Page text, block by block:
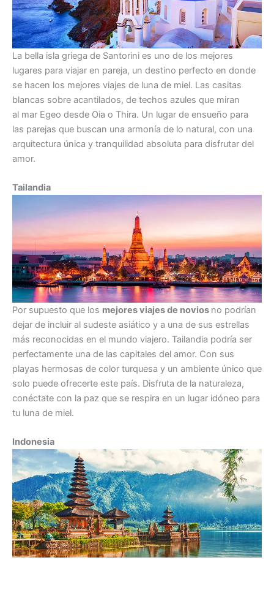
La bella isla griega de Santorini es uno de los mejores
lugares para viajar en pareja, un destino perfecto en donde
se hacen los mejores viajes de luna de miel. Las casitas
blancas sobre acantilados, de techos azules que miran
al mar Egeo desde Oia o Thira. Un lugar de ensueño para
las parejas que buscan una armonía de lo natural, con una
arquitectura única y tranquilidad absoluta para disfrutar del
amor.
Tailandia
Por supuesto que los mejores viajes de novios no podrían
dejar de incluir al sudeste asiático y a una de sus estrellas
más reconocidas en el mundo viajero. Tailandia podría ser
perfectamente una de las capitales del amor. Con sus
playas hermosas de color turquesa y un ambiente único que
solo puede ofrecerte este país. Disfruta de la naturaleza,
conéctate con la paz que se respira en un lugar idóneo para
tu luna de miel.
Indonesia